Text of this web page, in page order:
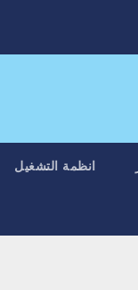
انظمة التشغيل